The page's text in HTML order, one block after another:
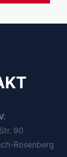
90
Rosenberg